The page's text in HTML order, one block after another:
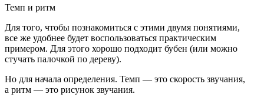
Темп и ритм
Для того, чтобы познакомиться с этими двумя понятиями,
все же удобнее будет воспользоваться практическим
примером. Для этого хорошо подходит бубен (или можно
стучать палочкой по дереву).
Но для начала определения. Темп — это скорость звучания,
а ритм — это рисунок звучания.